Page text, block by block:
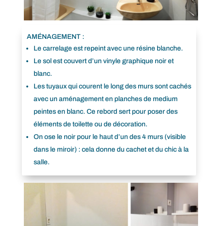
AMÉNAGEMENT :
Le carrelage est repeint avec une résine blanche.
Le sol est couvert d’un vinyle graphique noir et
blanc.
Les tuyaux qui courent le long des murs sont cachés
avec un aménagement en planches de medium
peintes en blanc. Ce rebord sert pour poser des
éléments de toilette ou de décoration.
On ose le noir pour le haut d’un des 4 murs (visible
dans le miroir) : cela donne du cachet et du chic à la
salle.